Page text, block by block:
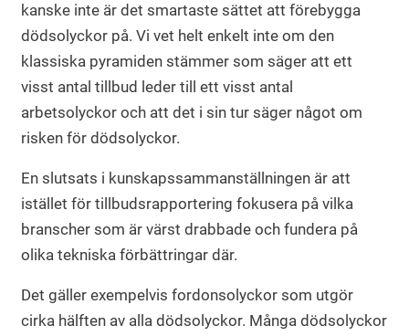
kanske inte är det smartaste sättet att förebygga
dödsolyckor på. Vi vet helt enkelt inte om den
klassiska pyramiden stämmer som säger att ett
visst antal tillbud leder till ett visst antal
arbetsolyckor och att det i sin tur säger något om
risken för dödsolyckor.
En slutsats i kunskapssammanställningen är att
istället för tillbudsrapportering fokusera på vilka
branscher som är värst drabbade och fundera på
olika tekniska förbättringar där.
Det gäller exempelvis fordonsolyckor som utgör
cirka hälften av alla dödsolyckor. Många dödsolyckor